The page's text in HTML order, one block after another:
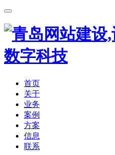
首页
关于
业务
案例
方案
信息
联系